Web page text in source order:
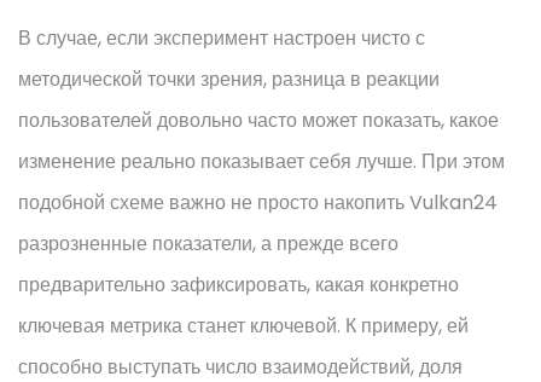
В случае, если эксперимент настроен чисто с
методической точки зрения, разница в реакции
пользователей довольно часто может показать, какое
изменение реально показывает себя лучше. При этом
подобной схеме важно не просто накопить Vulkan24
разрозненные показатели, а прежде всего
предварительно зафиксировать, какая конкретно
ключевая метрика станет ключевой. К примеру, ей
способно выступать число взаимодействий, доля